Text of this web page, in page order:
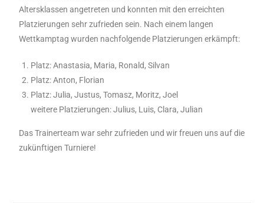
Altersklassen angetreten und konnten mit den erreichten
Platzierungen sehr zufrieden sein. Nach einem langen
Wettkamptag wurden nachfolgende Platzierungen erkämpft:
Platz: Anastasia, Maria, Ronald, Silvan
Platz: Anton, Florian
Platz: Julia, Justus, Tomasz, Moritz, Joel
weitere Platzierungen: Julius, Luis, Clara, Julian
Das Trainerteam war sehr zufrieden und wir freuen uns auf die
zukünftigen Turniere!